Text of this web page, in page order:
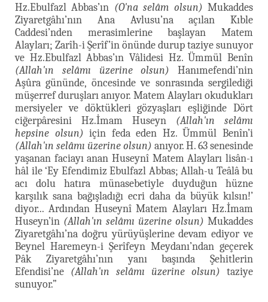
Hz.Ebulfazl Abbas’ın (O'na selâm olsun) Mukaddes
Ziyaretgâhı’nın Ana Avlusu’na açılan Kıble
Caddesi’nden merasimlerine başlayan Matem
Alayları; Zarîh-i Şerîf’in önünde durup taziye sunuyor
ve Hz.Ebulfazl Abbas’ın Vâlidesi Hz. Ümmül Benîn
(Allah'ın selâmı üzerine olsun) Hanımefendi’nin
Aşûra gününde, öncesinde ve sonrasında sergilediği
müşerref duruşları anıyor. Matem Alayları okudukları
mersiyeler ve döktükleri gözyaşları eşliğinde Dört
ciğerpâresini Hz.İmam Huseyn (Allah'ın selâmı
hepsine olsun) için feda eden Hz. Ümmül Benîn’i
(Allah'ın selâmı üzerine olsun) anıyor. H. 63 senesinde
yaşanan faciayı anan Huseynî Matem Alayları lisân-ı
hâl ile ‘Ey Efendimiz Ebulfazl Abbas; Allah-u Teâlâ bu
acı dolu hatıra münasebetiyle duyduğun hüzne
karşılık sana bağışladığı ecri daha da büyük kılsın!’
diyor... Ardından Huseynî Matem Alayları Hz.İmam
Huseyn’in (Allah'ın selâmı üzerine olsun) Mukaddes
Ziyaretgâhı’na doğru yürüyüşlerine devam ediyor ve
Beynel Haremeyn-i Şerîfeyn Meydanı’ndan geçerek
Pâk Ziyaretgâhı’nın yanı başında Şehitlerin
Efendisi’ne (Allah'ın selâmı üzerine olsun) taziye
sunuyor.”